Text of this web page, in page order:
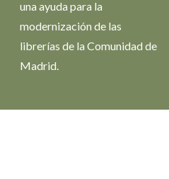
una ayuda para la
modernización de las
librerías de la Comunidad de
Madrid.